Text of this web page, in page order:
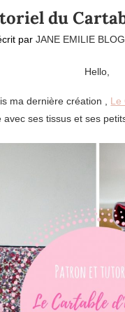
du
parJANE EMILIE BLOG
Hello,
ma dernière création , Le
avec ses tissus et ses